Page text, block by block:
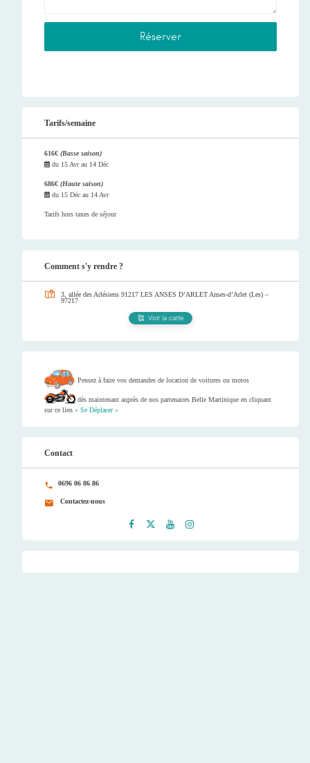
Tarifs/semaine
616€ (Basse saison)
du 15 Avrau 14 Déc
686€ (Haute saison)
du 15 Déc au 14 Avr
Tarifs hors taxes de séjour
Comment s'y rendre ?
3, allée des Arlésiens 91217 LES ANSES D’ARLET Anses-d’Arlet (Les) –
97217
Voir la carte
Pensez à faire vos demandes de location de voitures ou motos
dès maintenant auprès de nos partenaires Belle Martinique en cliquant
sur ce lien « Se Déplacer »
Contact
0696 06 86 86
Contactez-nous